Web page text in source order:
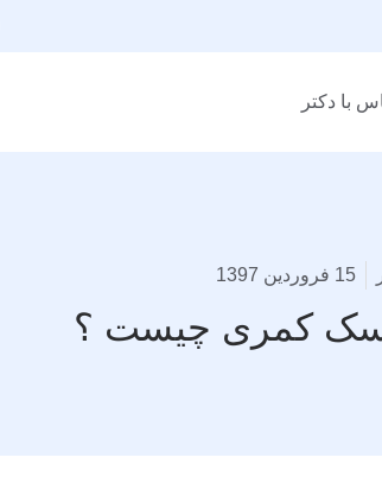
با دکتر
15 فروردین 1397
کمری چیست ؟